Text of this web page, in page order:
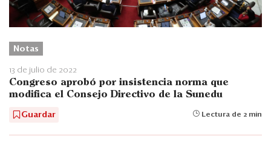
Notas
13 de julio de 2022
Congreso aprobó por insistencia norma que
modifica el Consejo Directivo de la Sunedu
Guardar Lectura de 2 min